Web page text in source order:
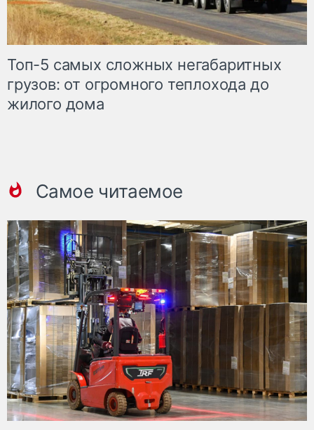
Топ-5 самых сложных негабаритных
грузов: от огромного теплохода до
жилого дома
Самое читаемое